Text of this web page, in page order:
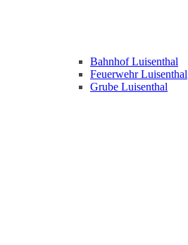
Bahnhof Luisenthal
Feuerwehr Luisenthal
Grube Luisenthal